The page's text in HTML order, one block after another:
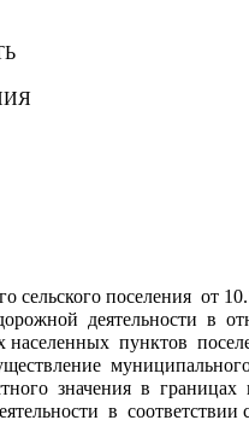
сельского поселения  от
деятельности  в
пунктов
значения  в
в  соответствии